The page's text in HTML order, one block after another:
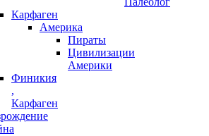
Карфаген
Америка
Пираты
Цивилизации
Америки
Финикия
,
Карфаген